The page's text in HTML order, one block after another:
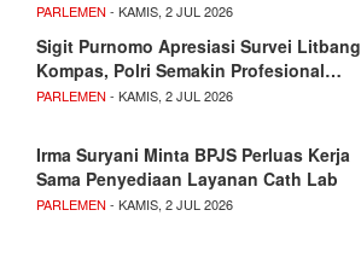
PARLEMEN - KAMIS, 2 JUL 2026
Sigit Purnomo Apresiasi Survei Litbang
Kompas, Polri Semakin Profesional…
PARLEMEN - KAMIS, 2 JUL 2026
Irma Suryani Minta BPJS Perluas Kerja
Sama Penyediaan Layanan Cath Lab
PARLEMEN - KAMIS, 2 JUL 2026